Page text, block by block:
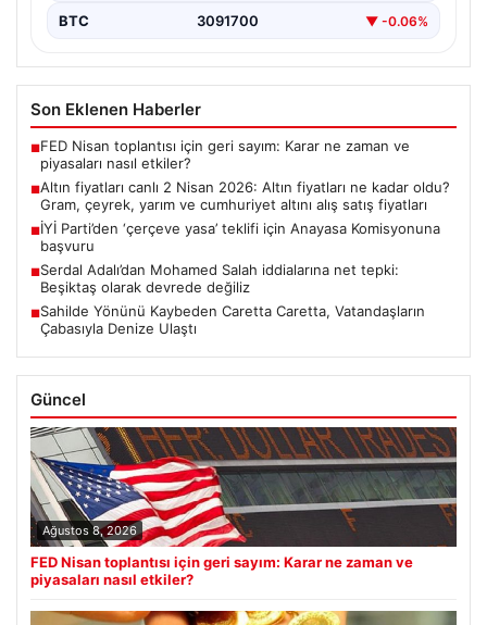
BTC 3091700 ▼ -0.06%
Son Eklenen Haberler
■FED Nisan toplantısı için geri sayım: Karar ne zaman ve
piyasaları nasıl etkiler?
■Altın fiyatları canlı 2 Nisan 2026: Altın fiyatları ne kadar oldu?
Gram, çeyrek, yarım ve cumhuriyet altını alış satış fiyatları
■İYİ Parti’den ‘çerçeve yasa’ teklifi için Anayasa Komisyonuna
başvuru
■Serdal Adalı’dan Mohamed Salah iddialarına net tepki:
Beşiktaş olarak devrede değiliz
■Sahilde Yönünü Kaybeden Caretta Caretta, Vatandaşların
Çabasıyla Denize Ulaştı
Güncel
Ağustos 8, 2026
FED Nisan toplantısı için geri sayım: Karar ne zaman ve
piyasaları nasıl etkiler?